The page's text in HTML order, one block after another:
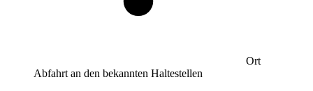
Ort
Abfahrt an den bekannten Haltestellen